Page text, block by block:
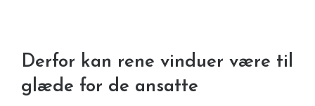
Derfor kan rene vinduer være til
glæde for de ansatte